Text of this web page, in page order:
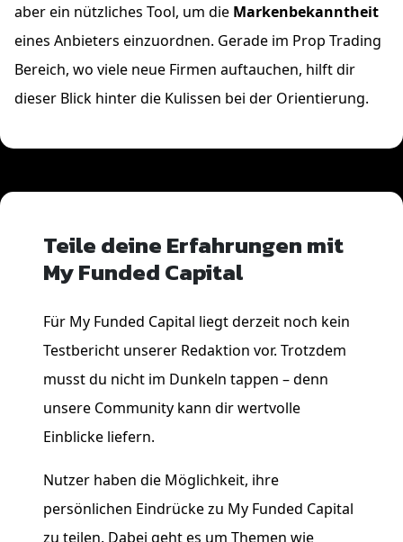
aber ein nützliches Tool, um die Markenbekanntheit
eines Anbieters einzuordnen. Gerade im Prop Trading
Bereich, wo viele neue Firmen auftauchen, hilft dir
dieser Blick hinter die Kulissen bei der Orientierung.
Teile deine Erfahrungen mit
My Funded Capital
Für My Funded Capital liegt derzeit noch kein
Testbericht unserer Redaktion vor. Trotzdem
musst du nicht im Dunkeln tappen – denn
unsere Community kann dir wertvolle
Einblicke liefern.
Nutzer haben die Möglichkeit, ihre
persönlichen Eindrücke zu My Funded Capital
zu teilen. Dabei geht es um Themen wie